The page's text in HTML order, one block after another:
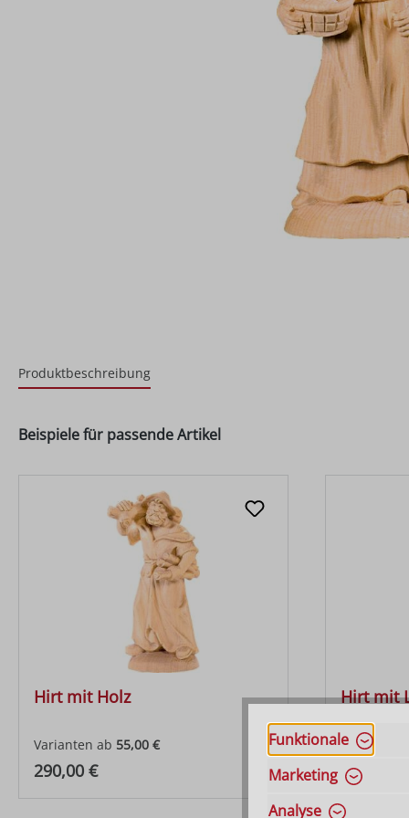
Produktbeschreibung
Beispiele für passende Artikel
Hirt mit Holz
Varianten ab 55,00 €
Regulärer Preis:
290,00 €
Hirt mit
Varianten
290,00 €
Funktionale
Marketing
Analyse